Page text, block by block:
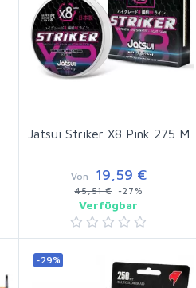
Jatsui Striker X8 Pink 275 M
Von 19,59 €
45,51 €-27%
Verfügbar
-29%